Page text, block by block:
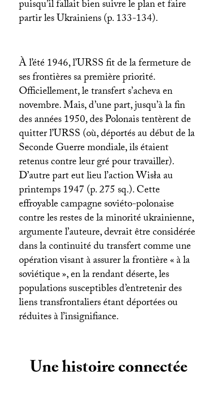
puisqu’il fallait bien suivre le plan et faire
partir les Ukrainiens (p. 133-134).
À l’été 1946, l’URSSfit de la fermeture de
ses frontières sa première priorité.
Officiellement, le transfert s’acheva en
novembre. Mais, d’une part, jusqu’à la fin
des années 1950, des Polonais tentèrent de
quitter l’URSS(où, déportés au début de la
Seconde Guerre mondiale, ils étaient
retenus contre leur gré pour travailler).
D’autre part eut lieu l’action Wisła au
printemps 1947 (p. 275 sq.). Cette
effroyable campagne soviéto-polonaise
contre les restes de la minorité ukrainienne,
argumente l’auteure, devrait être considérée
dans la continuité du transfert comme une
opération visant à assurer la frontière «à la
soviétique», en la rendant déserte, les
populations susceptibles d’entretenir des
liens transfrontaliers étant déportées ou
réduites à l’insignifiance.
Une histoire connectée